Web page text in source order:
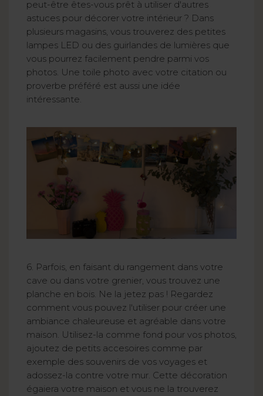
peut-être êtes-vous prêt à utiliser d'autres
astuces pour décorer votre intérieur ? Dans
plusieurs magasins, vous trouverez des petites
lampes LED ou des guirlandes de lumières que
vous pourrez facilement pendre parmi vos
photos. Une toile photo avec votre citation ou
proverbe préféré est aussi une idée
intéressante.
6. Parfois, en faisant du rangement dans votre
cave ou dans votre grenier, vous trouvez une
planche en bois. Ne la jetez pas ! Regardez
comment vous pouvez l'utiliser pour créer une
ambiance chaleureuse et agréable dans votre
maison. Utilisez-la comme fond pour vos photos,
ajoutez de petits accesoires comme par
exemple des souvenirs de vos voyages et
adossez-la contre votre mur. Cette décoration
égaiera votre maison et vous ne la trouverez